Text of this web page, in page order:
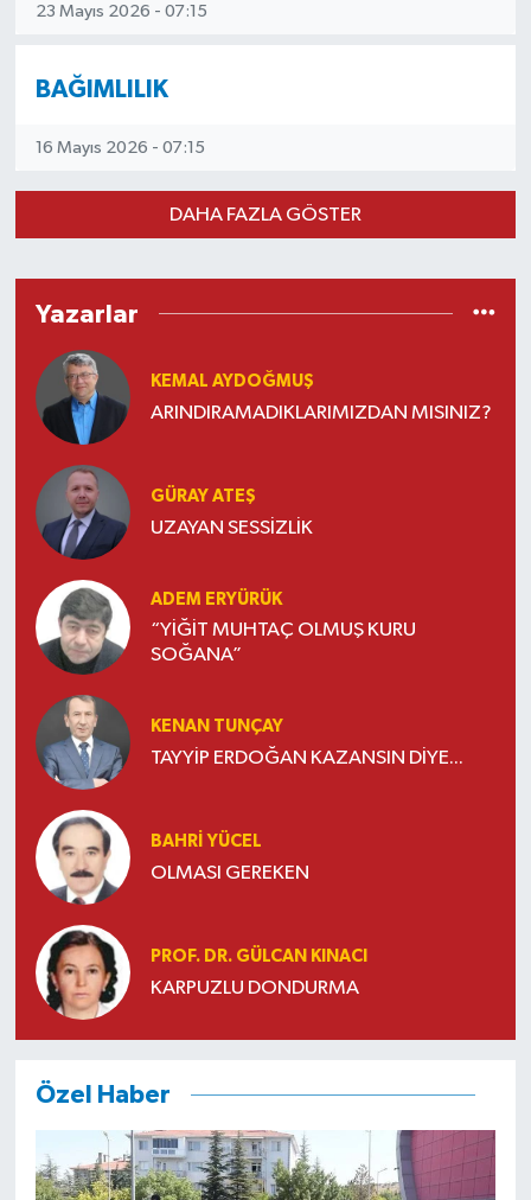
23 Mayıs 2026 - 07:15
BAĞIMLILIK
16 Mayıs 2026 - 07:15
DAHA FAZLA GÖSTER
Yazarlar
KEMAL AYDOĞMUŞ
ARINDIRAMADIKLARIMIZDAN MISINIZ?
GÜRAY ATEŞ
UZAYAN SESSİZLİK
ADEM ERYÜRÜK
“YİĞİT MUHTAÇ OLMUŞ KURU
SOĞANA”
KENAN TUNÇAY
TAYYİP ERDOĞAN KAZANSIN DİYE...
BAHRI YÜCEL
OLMASI GEREKEN
PROF. DR. GÜLCAN KINACI
KARPUZLU DONDURMA
Özel Haber